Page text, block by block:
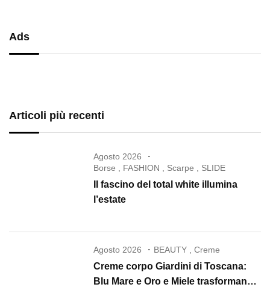
Ads
Articoli più recenti
Agosto 2026
Borse
FASHION Scarpe SLIDE
Il fascino del total white illumina
l’estate
Agosto 2026 BEAUTY ,Creme
Creme corpo Giardini di Toscana:
Blu Mare e Oro e Miele trasformano